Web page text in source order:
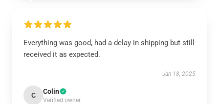
Everything was good, had a delay in shipping but still
received it as expected.
Jan 18, 2025
C Colin
Verified owner